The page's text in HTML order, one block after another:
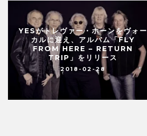
YESがトレヴァー・ホーンをヴォー
カルに迎え、アルバム「FLY
FROM HERE – RETURN
TRIP」をリリース
2018-02-28